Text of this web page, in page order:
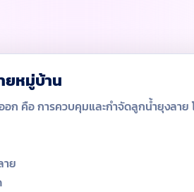
ยหมู่บ้าน
ก คือ การควบคุมและกำจัดลูกน้ำยุงลาย
ย